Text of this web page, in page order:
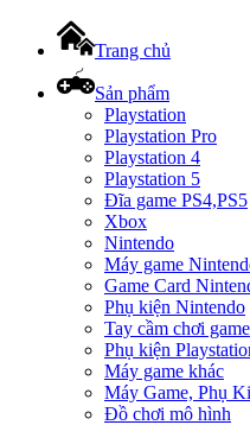
Trang chủ
Sản phẩm
Playstation
Playstation Pro
Playstation 4
Playstation 5
Đĩa game PS4,PS5
Xbox
Nintendo
Máy game
Game Card
Phụ kiện Nintendo
Tay cầm chơi game
Phụ kiện
Máy game khác
Máy Game, Phụ
Đồ chơi mô hình